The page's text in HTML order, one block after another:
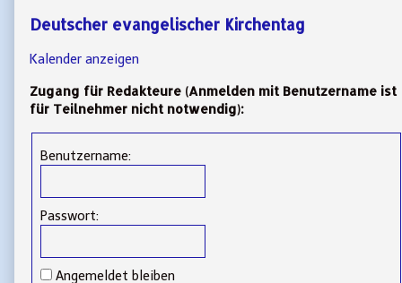
Deutscher evangelischer Kirchentag
Kalender anzeigen
Zugang für Redakteure (Anmelden mit Benutzername ist
für Teilnehmer nicht notwendig):
Benutzername:
Passwort:
Angemeldet bleiben